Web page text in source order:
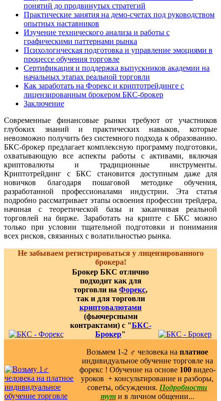
понятий до продвинутых стратегий
Практические занятия на демо-счетах под руководством
опытных наставников
Изучение технического анализа и работы с
графическими паттернами рынка
Психологическая подготовка и управление эмоциями в
процессе обучения торговле
Сертификация и поддержка выпускников академии на
начальных этапах реальной торговли
Как заработать на Форекс и криптотрейдинге с
лицензированным брокером БКС-брокер
Заключение
Современные финансовые рынки требуют от участников
глубоких знаний и практических навыков, которые
невозможно получить без системного подхода к образованию.
БКС-брокер предлагает комплексную программу подготовки,
охватывающую все аспекты работы с активами, включая
криптовалюты и традиционные инструменты.
Криптотрейдинг с БКС становится доступным даже для
новичков благодаря пошаговой методике обучения,
разработанной профессионалами индустрии. Эта статья
подробно рассматривает этапы освоения профессии трейдера,
начиная с теоретической базы и заканчивая реальной
торговлей на бирже. Заработать на крипте с БКС можно
только при условии тщательной подготовки и понимания
всех рисков, связанных с волатильностью рынка.
Не забываем регистрироваться у лицензированного
брокера!
Брокер БКС отлично
подходит как для
торговли на Форекс,
так и для торговли
криптовалютами
(фьючерсными
контрактами) с "БКС-
Брокер"
Возьмем 1-2 ‍♂️ человека на платное
индивидуальное обучение торговле на
форекс ! Обучение на основе 100видео-
уроков ️ + консультирование и разборы,
советы, обсуждения. Подробности
тут и в личном общении...